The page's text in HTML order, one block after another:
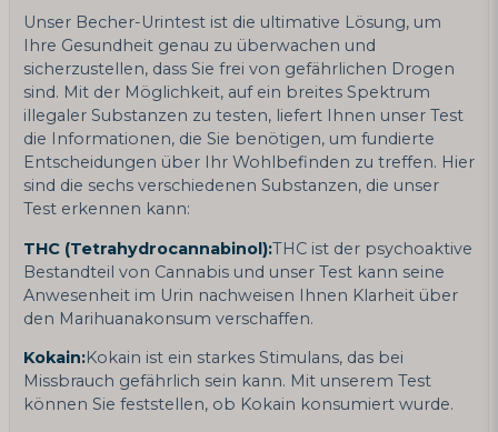
Unser Becher-Urintest ist die ultimative Lösung, um
Ihre Gesundheit genau zu überwachen und
sicherzustellen, dass Sie frei von gefährlichen Drogen
sind. Mit der Möglichkeit, auf ein breites Spektrum
illegaler Substanzen zu testen, liefert Ihnen unser Test
die Informationen, die Sie benötigen, um fundierte
Entscheidungen über Ihr Wohlbefinden zu treffen. Hier
sind die sechs verschiedenen Substanzen, die unser
Test erkennen kann:
THC (Tetrahydrocannabinol):THC ist der psychoaktive
Bestandteil von Cannabis und unser Test kann seine
Anwesenheit im Urin nachweisen Ihnen Klarheit über
den Marihuanakonsum verschaffen.
Kokain:Kokain ist ein starkes Stimulans, das bei
Missbrauch gefährlich sein kann. Mit unserem Test
können Sie feststellen, ob Kokain konsumiert wurde.